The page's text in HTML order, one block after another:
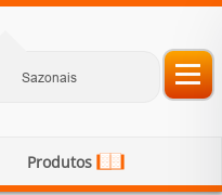
Sazonais
Produtos